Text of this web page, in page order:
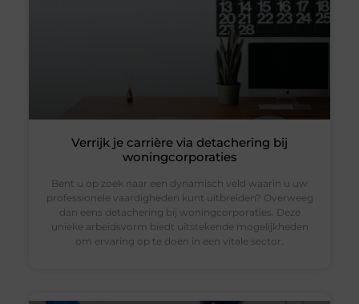
Verrijk je carrière via detachering bij
woningcorporaties
Bent u op zoek naar een dynamisch veld waarin u uw
professionele vaardigheden kunt uitbreiden? Overweeg
dan eens detachering bij woningcorporaties. Deze
unieke arbeidsvorm biedt uitstekende mogelijkheden
om ervaring op te doen in een vitale sector.